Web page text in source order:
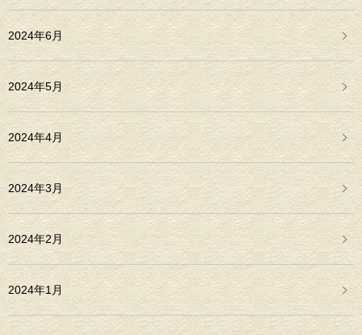
2024年6月
2024年5月
2024年4月
2024年3月
2024年2月
2024年1月